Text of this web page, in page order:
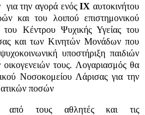
για την αγορά ενόςΙΧ αυτοκινήτου
και του λοιπού επιστημονικού
του Κέντρου Ψυχικής Υγείας του
και των Κινητών Μονάδων που
υποστήριξη παιδιών
τους. Λογαριασμός θα
Νοσοκομείου Λάρισας για την
ποσών
από τους αθλητές και τις